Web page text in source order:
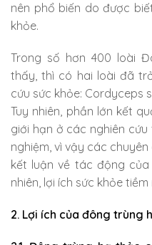
nên phổ biến do được
khỏe.
Trong số hơn 400 loài
thấy, thì có hai loài đã
cứu sức khỏe: Cordyceps
Tuy nhiên, phần lớn kết
giới hạn ở các nghiên
nghiệm, vì vậy các
kết luận về tác động
nhiên, lợi ích sức khỏe
2. Lợi ích của đông trùng